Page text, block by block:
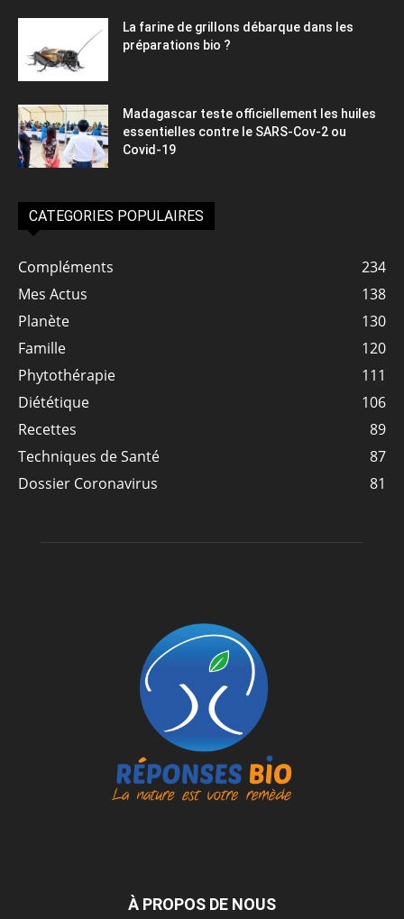
La farine de grillons débarque dans les
préparations bio ?
Madagascar teste officiellement les huiles
essentielles contre le SARS-Cov-2 ou
Covid-19
CATEGORIES POPULAIRES
Compléments
234
Mes Actus
138
Planète
130
Famille
120
Phytothérapie
111
Diététique
106
Recettes
89
Techniques de Santé
87
Dossier Coronavirus
81
À PROPOS DE NOUS